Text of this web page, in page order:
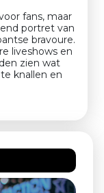
fans, maar
portret van
bravoure.
liveshows en
zien wat
knallen en